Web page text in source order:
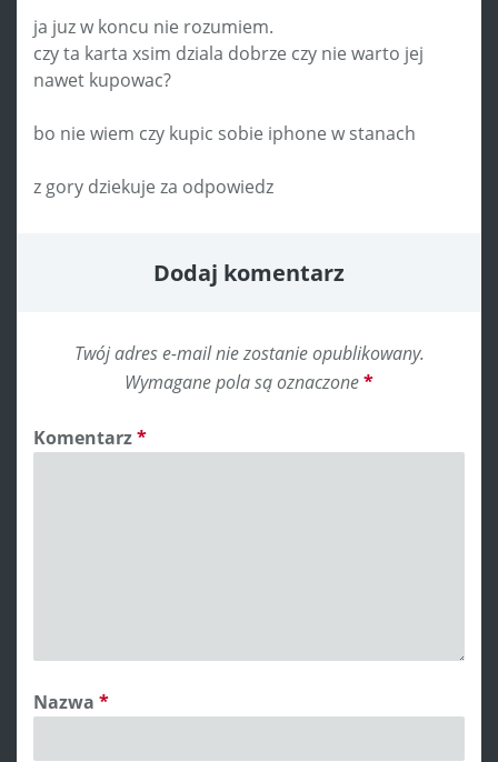
ja juz w koncu nie rozumiem.
czy ta karta xsim dziala dobrze czy nie warto jej
nawet kupowac?
bo nie wiem czy kupic sobie iphone w stanach
z gory dziekuje za odpowiedz
Dodaj komentarz
Twój adres e-mail nie zostanie opublikowany.
Wymagane pola są oznaczone*
Komentarz*
Nazwa *